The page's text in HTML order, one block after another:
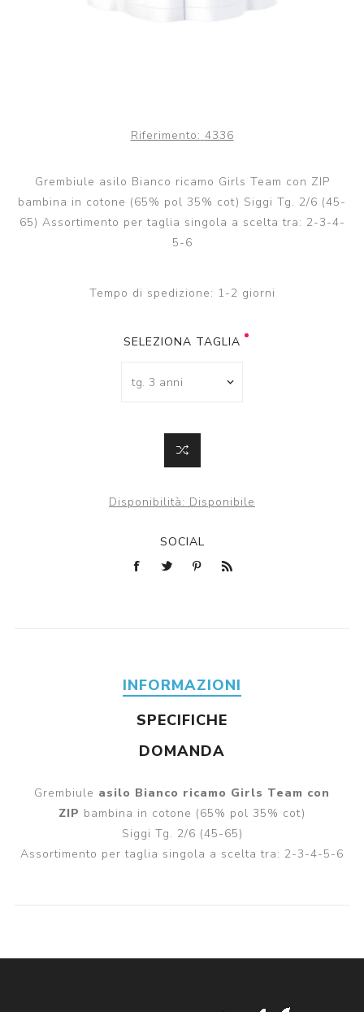
Riferimento: 4336
Grembiule asilo Bianco ricamo Girls Team con ZIP
bambina in cotone (65% pol 35% cot) Siggi Tg. 2/6 (45-
65) Assortimento per taglia singola a scelta tra: 2-3-4-
5-6
Tempo di spedizione: 1-2 giorni
SELEZIONA TAGLIA
Disponibilità: Disponibile
SOCIAL
INFORMAZIONI
SPECIFICHE
DOMANDA
Grembiule asilo Bianco ricamo Girls Team con
ZIP bambina in cotone (65% pol 35% cot)
Siggi Tg. 2/6 (45-65)
Assortimento per taglia singola a scelta tra: 2-3-4-5-6